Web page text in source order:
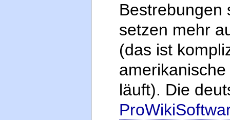
Bestrebungen
setzen mehr
(das ist
läuft). Die